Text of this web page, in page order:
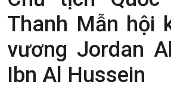
Thanh Mẫn hội
vương Jordan
Ibn Al Hussein